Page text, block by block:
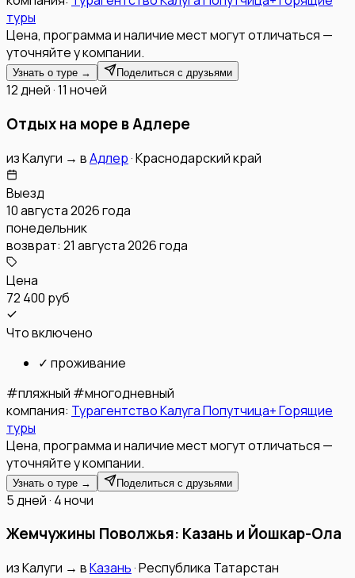
туры
Цена, программа и наличие мест могут отличаться —
уточняйте у компании.
Узнать о туре → Поделиться с друзьями
12 дней · 11 ночей
Отдых на море в Адлере
изКалуги → вАдлер·Краснодарский край
Выезд
10 августа 2026 года
понедельник
возврат: 21 августа 2026 года
Цена
72 400 руб
Что включено
✓ проживание
#пляжный #многодневный
компания: Турагентство Калуга Попутчица+ Горящие
туры
Цена, программа и наличие мест могут отличаться —
уточняйте у компании.
Узнать о туре → Поделиться с друзьями
5 дней · 4 ночи
Жемчужины Поволжья: Казань и Йошкар-Ола
изКалуги → вКазань·Республика Татарстан